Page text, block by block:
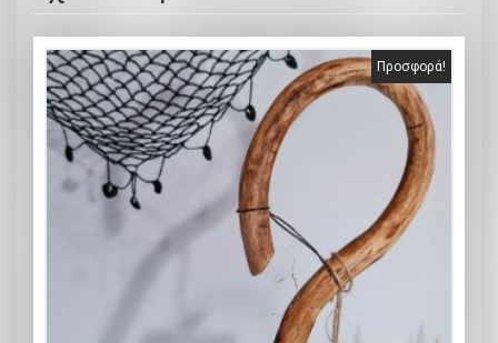
Προσφορά!